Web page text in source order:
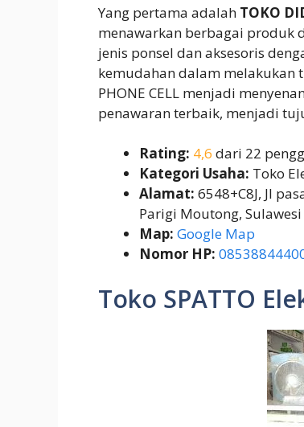
Yang pertama adalah TOKO
menawarkan berbagai produk
jenis ponsel dan aksesoris
kemudahan dalam melakukan
PHONE CELL menjadi
penawaran terbaik, menjadi
Rating: 4,6 dari 22
Kategori Usaha: Toko
Alamat: 6548+C8J, Jl
Parigi Moutong,
Map: Google Map
Nomor HP:
Toko SPATTO